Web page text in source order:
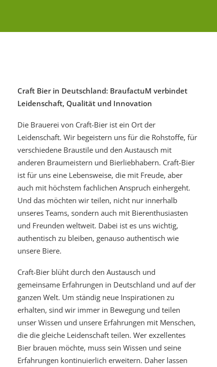
Craft Bier in Deutschland: BraufactuM verbindet
Leidenschaft, Qualität und Innovation
Die Brauerei von Craft-Bier ist ein Ort der
Leidenschaft. Wir begeistern uns für die Rohstoffe, für
verschiedene Braustile und den Austausch mit
anderen Braumeistern und Bierliebhabern. Craft-Bier
ist für uns eine Lebensweise, die mit Freude, aber
auch mit höchstem fachlichen Anspruch einhergeht.
Und das möchten wir teilen, nicht nur innerhalb
unseres Teams, sondern auch mit Bierenthusiasten
und Freunden weltweit. Dabei ist es uns wichtig,
authentisch zu bleiben, genauso authentisch wie
unsere Biere.
Craft-Bier blüht durch den Austausch und
gemeinsame Erfahrungen in Deutschland und auf der
ganzen Welt. Um ständig neue Inspirationen zu
erhalten, sind wir immer in Bewegung und teilen
unser Wissen und unsere Erfahrungen mit Menschen,
die die gleiche Leidenschaft teilen. Wer exzellentes
Bier brauen möchte, muss sein Wissen und seine
Erfahrungen kontinuierlich erweitern. Daher lassen